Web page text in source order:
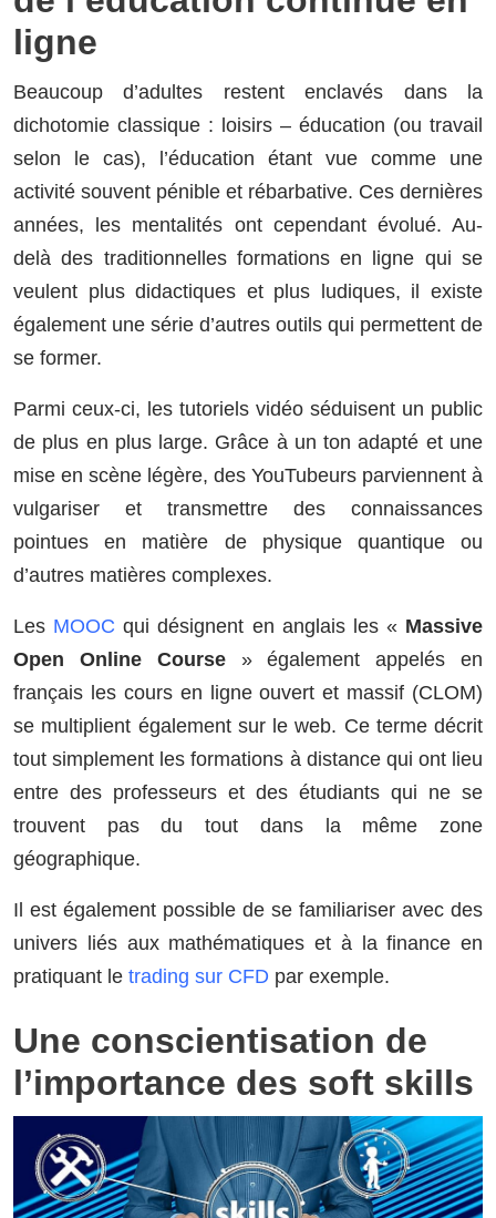
ligne
Beaucoup d’adultes restent enclavés dans la
dichotomie classique : loisirs – éducation (ou travail
selon le cas), l’éducation étant vue comme une
activité souvent pénible et rébarbative. Ces dernières
années, les mentalités ont cependant évolué. Au-
delà des traditionnelles formations en ligne qui se
veulent plus didactiques et plus ludiques, il existe
également une série d’autres outils qui permettent de
se former.
Parmi ceux-ci, les tutoriels vidéo séduisent un public
de plus en plus large. Grâce à un ton adapté et une
mise en scène légère, des YouTubeurs parviennent à
vulgariser et transmettre des connaissances
pointues en matière de physique quantique ou
d’autres matières complexes.
Les MOOCqui désignent en anglais les « Massive
Open Online Course» également appelés en
français les cours en ligne ouvert et massif (CLOM)
se multiplient également sur le web. Ce terme décrit
tout simplement les formations à distance qui ont lieu
entre des professeurs et des étudiants qui ne se
trouvent pas du tout dans la même zone
géographique.
Il est également possible de se familiariser avec des
univers liés aux mathématiques et à la finance en
pratiquant le trading sur CFD par exemple.
Une conscientisation de
l’importance des soft skills